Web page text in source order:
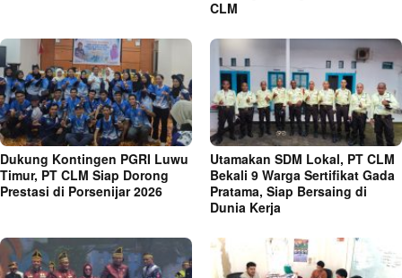
CLM
Dukung Kontingen PGRI Luwu
Timur, PT CLM Siap Dorong
Prestasi di Porsenijar 2026
Utamakan SDM Lokal, PT CLM
Bekali 9 Warga Sertifikat Gada
Pratama, Siap Bersaing di
Dunia Kerja